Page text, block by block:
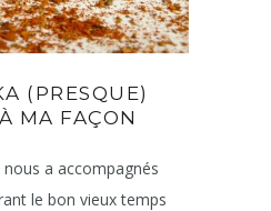
(PRESQUE)
MA FAÇON
a accompagnés
le bon vieux temps